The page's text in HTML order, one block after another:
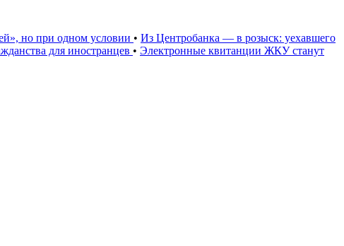
но при одном условии • Из Центробанка — в розыск: уехавшего
для иностранцев • Электронные квитанции ЖКУ станут